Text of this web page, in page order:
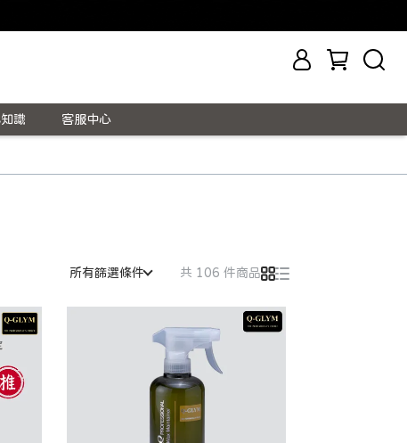
識 客服中心
所有篩選條件 共 106 件商品